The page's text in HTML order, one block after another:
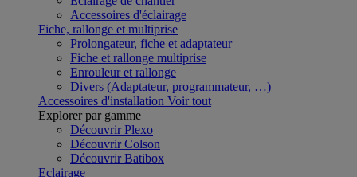
Accessoires d'éclairage
Fiche, rallonge et multiprise
Prolongateur, fiche et adaptateur
Fiche et rallonge multiprise
Enrouleur et rallonge
Divers (Adaptateur, programmateur, …)
Accessoires d'installation Voir tout
Explorer par gamme
Découvrir Plexo
Découvrir Colson
Découvrir Batibox
Eclairage